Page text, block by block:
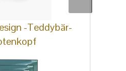
-Teddybär-